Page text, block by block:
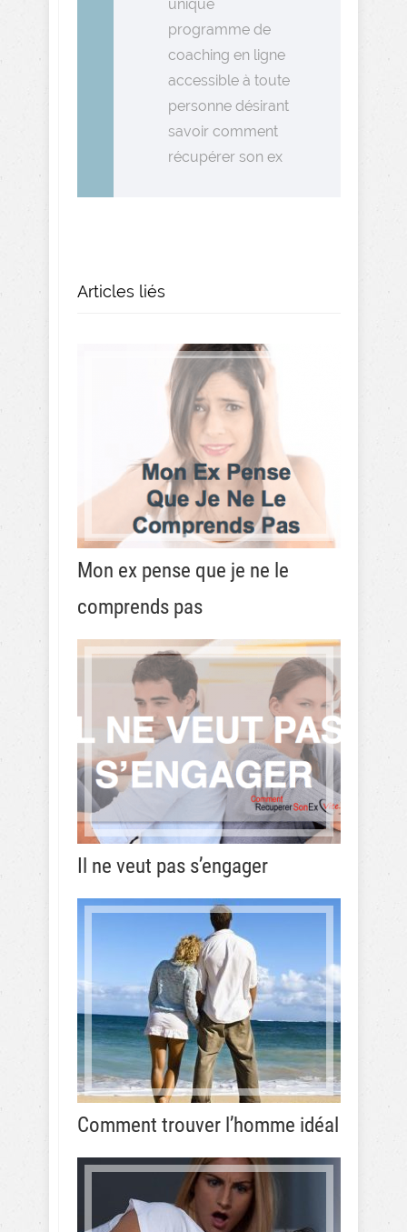
unique
programme de
coaching en ligne
accessible à toute
personne désirant
savoir comment
récupérer son ex
Articles liés
Mon ex pense que je ne le
comprends pas
Il ne veut pas s’engager
Comment trouver l’homme idéal